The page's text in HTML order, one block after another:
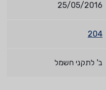
25/05/2016
204
ב' לתקני חשמל